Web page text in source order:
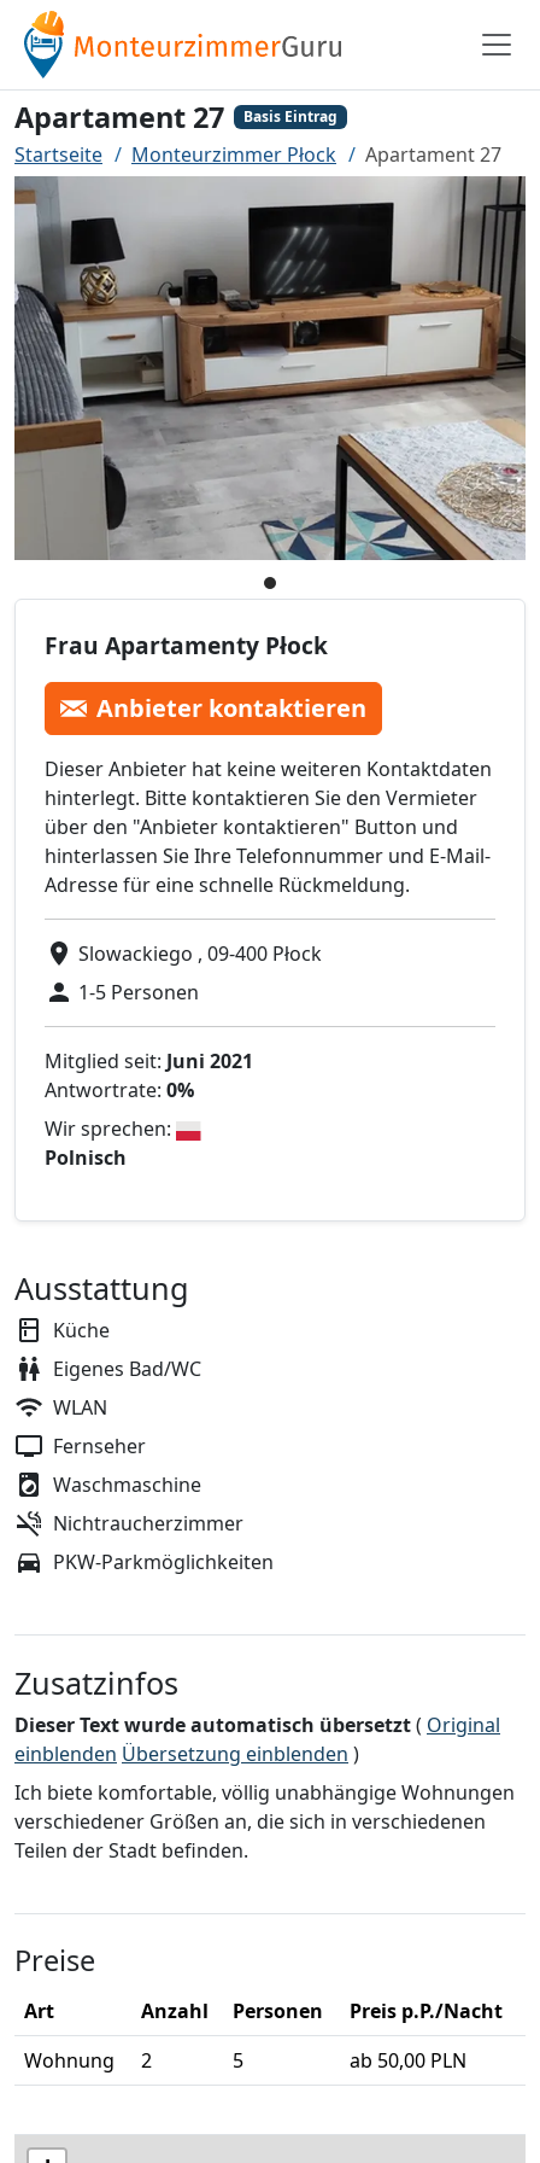
Apartament 27 Basis Eintrag
Startseite Monteurzimmer Płock Apartament 27
Frau Apartamenty Płock
Anbieter kontaktieren
Dieser Anbieter hat keine weiteren Kontaktdaten
hinterlegt. Bitte kontaktieren Sie den Vermieter
über den "Anbieter kontaktieren" Button und
hinterlassen Sie Ihre Telefonnummer und E-Mail-
Adresse für eine schnelle Rückmeldung.
Slowackiego , 09-400 Płock
1-5 Personen
Mitglied seit: Juni 2021
Antwortrate: 0%
Wir sprechen:
Polnisch
Ausstattung
Küche
Eigenes Bad/WC
WLAN
Fernseher
Waschmaschine
Nichtraucherzimmer
PKW-Parkmöglichkeiten
Zusatzinfos
Dieser Text wurde automatisch übersetzt( Original
einblenden Übersetzung einblenden )
Ich biete komfortable, völlig unabhängige Wohnungen
verschiedener Größen an, die sich in verschiedenen
Teilen der Stadt befinden.
Preise
Art Anzahl Personen
Preis p.P./Nacht
Wohnung
2 5 ab 50,00 PLN